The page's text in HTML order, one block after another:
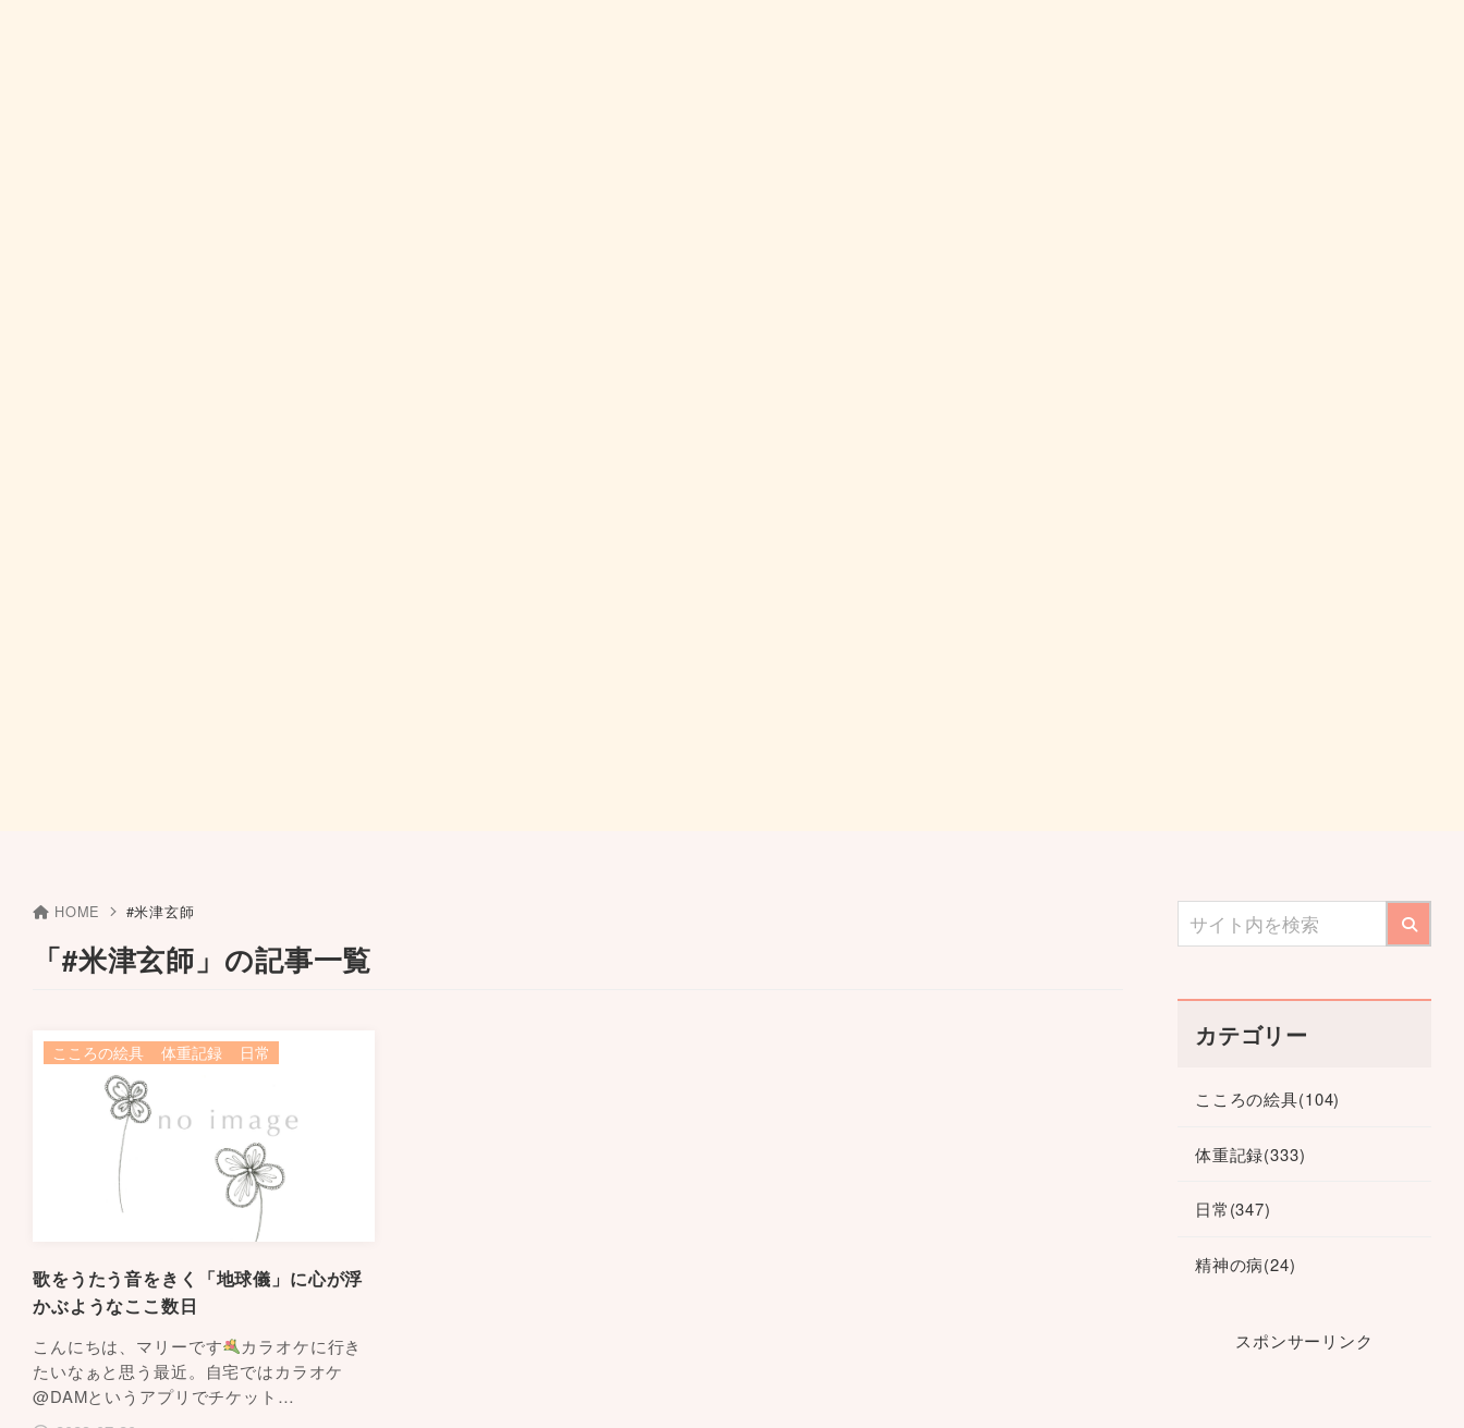
HOME #米津玄師
「#米津玄師」の記事一覧
歌をうたう音をきく「地球儀」に心が浮
かぶようなここ数日
こんにちは、マリーです
カラオケに行き
たいなぁと思う最近。自宅ではカラオケ
@DAMというアプリでチケット…
こころの絵具 体重記録 日常
カテゴリー
こころの絵具(104)
体重記録(333)
日常(347)
精神の病(24)
スポンサーリンク